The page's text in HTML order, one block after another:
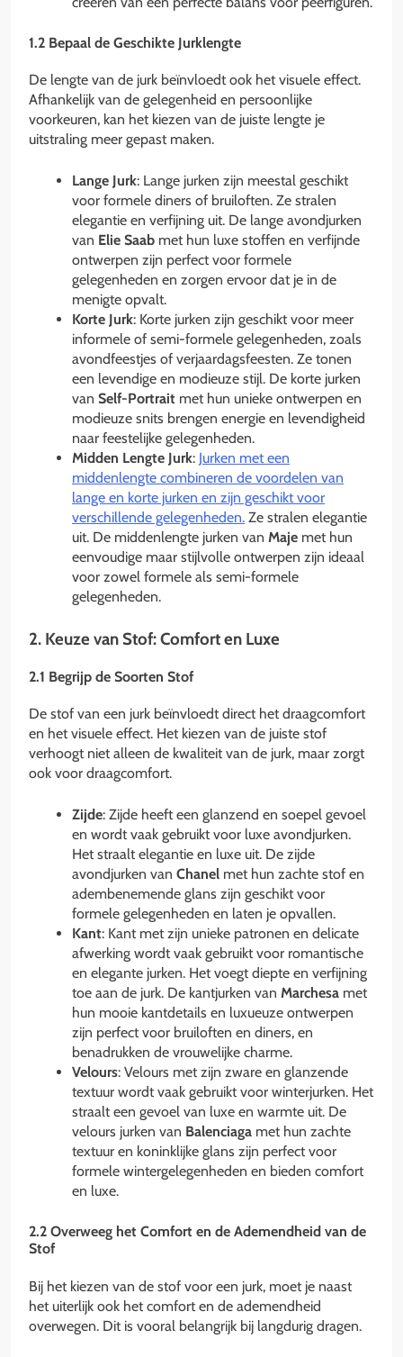
1.2 Bepaal de Geschikte Jurklengte
De lengte van de jurk beïnvloedt ook het visuele effect.
Afhankelijk van de gelegenheid en persoonlijke
voorkeuren, kan het kiezen van de juiste lengte je
uitstraling meer gepast maken.
Lange Jurk: Lange jurken zijn meestal geschikt
voor formele diners of bruiloften. Ze stralen
elegantie en verfijning uit. De lange avondjurken
van Elie Saab met hun luxe stoffen en verfijnde
ontwerpen zijn perfect voor formele
gelegenheden en zorgen ervoor dat je in de
menigte opvalt.
Korte Jurk: Korte jurken zijn geschikt voor meer
informele of semi-formele gelegenheden, zoals
avondfeestjes of verjaardagsfeesten. Ze tonen
een levendige en modieuze stijl. De korte jurken
van Self-Portrait met hun unieke ontwerpen en
modieuze snits brengen energie en levendigheid
naar feestelijke gelegenheden.
Midden Lengte Jurk: Jurken met een
middenlengte combineren de voordelen van
lange en korte jurken en zijn geschikt voor
verschillende gelegenheden. Ze stralen elegantie
uit. De middenlengte jurken van Maje met hun
eenvoudige maar stijlvolle ontwerpen zijn ideaal
voor zowel formele als semi-formele
gelegenheden.
2. Keuze van Stof: Comfort en Luxe
2.1 Begrijp de Soorten Stof
De stof van een jurk beïnvloedt direct het draagcomfort
en het visuele effect. Het kiezen van de juiste stof
verhoogt niet alleen de kwaliteit van de jurk, maar zorgt
ook voor draagcomfort.
Zijde: Zijde heeft een glanzend en soepel gevoel
en wordt vaak gebruikt voor luxe avondjurken.
Het straalt elegantie en luxe uit. De zijde
avondjurken van Chanel met hun zachte stof en
adembenemende glans zijn geschikt voor
formele gelegenheden en laten je opvallen.
Kant: Kant met zijn unieke patronen en delicate
afwerking wordt vaak gebruikt voor romantische
en elegante jurken. Het voegt diepte en verfijning
toe aan de jurk. De kantjurken van Marchesa met
hun mooie kantdetails en luxueuze ontwerpen
zijn perfect voor bruiloften en diners, en
benadrukken de vrouwelijke charme.
Velours: Velours met zijn zware en glanzende
textuur wordt vaak gebruikt voor winterjurken. Het
straalt een gevoel van luxe en warmte uit. De
velours jurken van Balenciaga met hun zachte
textuur en koninklijke glans zijn perfect voor
formele wintergelegenheden en bieden comfort
en luxe.
2.2 Overweeg het Comfort en de Ademendheid van de
Stof
Bij het kiezen van de stof voor een jurk, moet je naast
het uiterlijk ook het comfort en de ademendheid
overwegen. Dit is vooral belangrijk bij langdurig dragen.